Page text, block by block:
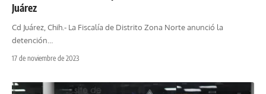
Juárez
Cd Juárez, Chih.- La Fiscalía de Distrito Zona Norte anunció la
detención
17 de noviembre de 2023